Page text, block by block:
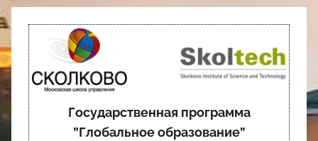
Государственная программа
”Глобальное образование”